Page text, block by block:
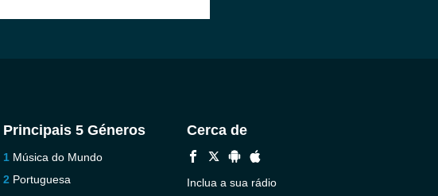
Principais 5 Géneros
Música do Mundo
Portuguesa
Cerca de
Inclua a sua rádio